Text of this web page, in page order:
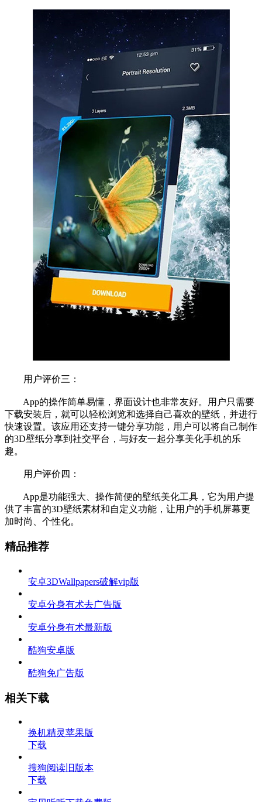
用户评价三：
App的操作简单易懂，界面设计也非常友好。用户只需要
下载安装后，就可以轻松浏览和选择自己喜欢的壁纸，并进行
快速设置。该应用还支持一键分享功能，用户可以将自己制作
的3D壁纸分享到社交平台，与好友一起分享美化手机的乐
趣。
用户评价四：
App是功能强大、操作简便的壁纸美化工具，它为用户提
供了丰富的3D壁纸素材和自定义功能，让用户的手机屏幕更
加时尚、个性化。
精品推荐
安卓3DWallpapers破解vip版
安卓分身有术去广告版
安卓分身有术最新版
酷狗安卓版
酷狗免广告版
相关下载
换机精灵苹果版
下载
搜狗阅读旧版本
下载